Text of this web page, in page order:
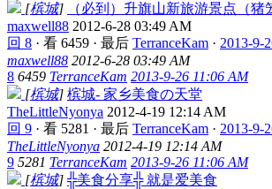
[槟城]
（必到）升旗山新旅游景点（猪
maxwell88 2012-6-28 03:49 AM
回 8 · 看 6459 · 最后 TerranceKam · 2013-9-
maxwell88 2012-6-28 03:49 AM
8 6459 TerranceKam 2013-9-26 11:06 AM
[槟城] 槟城- 家乡美食の天堂
TheLittleNyonya 2012-4-19 12:14 AM
回 9 · 看 5281 · 最后 TerranceKam · 2013-9-
TheLittleNyonya 2012-4-19 12:14 AM
9 5281 TerranceKam 2013-9-26 11:06 AM
[槟城] ╬美食分享╬ 就是爱美食